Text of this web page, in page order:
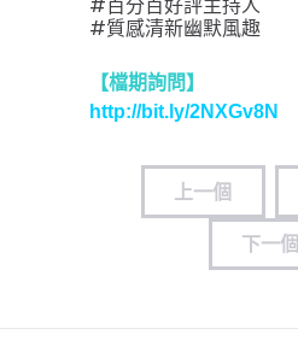
#質感清新幽默風趣
【檔期詢問】
http://bit.ly/2NXGv8N
上一個
下一個